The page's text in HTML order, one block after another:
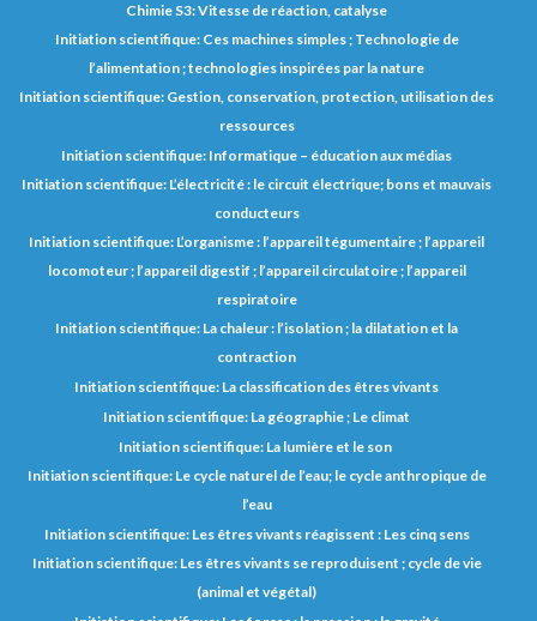
Chimie S3: Vitesse de réaction, catalyse
Initiation scientifique: Ces machines simples ; Technologie de
l’alimentation ; technologies inspirées par la nature
Initiation scientifique: Gestion, conservation, protection, utilisation des
ressources
Initiation scientifique: Informatique – éducation aux médias
Initiation scientifique: L’électricité : le circuit électrique; bons et mauvais
conducteurs
Initiation scientifique: L’organisme : l’appareil tégumentaire ; l’appareil
locomoteur ; l’appareil digestif ; l’appareil circulatoire ; l’appareil
respiratoire
Initiation scientifique: La chaleur : l’isolation ; la dilatation et la
contraction
Initiation scientifique: La classification des êtres vivants
Initiation scientifique: La géographie ; Le climat
Initiation scientifique: La lumière et le son
Initiation scientifique: Le cycle naturel de l’eau; le cycle anthropique de
l’eau
Initiation scientifique: Les êtres vivants réagissent : Les cinq sens
Initiation scientifique: Les êtres vivants se reproduisent ; cycle de vie
(animal et végétal)